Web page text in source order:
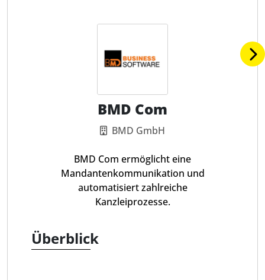
BMD Com
BMD GmbH
BMD Com ermöglicht eine
Mandantenkommunikation und
automatisiert zahlreiche
Kanzleiprozesse.
Überblick